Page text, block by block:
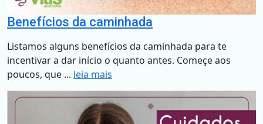
Benefícios da caminhada
Listamos alguns benefícios da caminhada para te
incentivar a dar início o quanto antes. Começe aos
poucos, que ... leia mais